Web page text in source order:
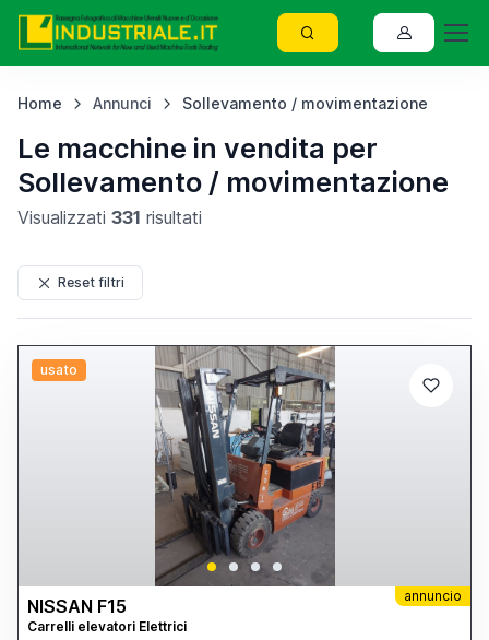
Home Annunci Sollevamento / movimentazione
Le macchine in vendita per
Sollevamento / movimentazione
Visualizzati 331 risultati
Reset filtri
usato
annuncio
NISSAN F15
Carrelli elevatori Elettrici